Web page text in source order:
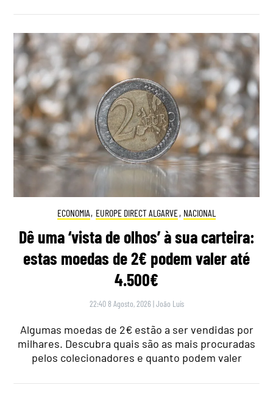
ECONOMIA, EUROPE DIRECT ALGARVE, NACIONAL
Dê uma ‘vista de olhos’ à sua carteira:
estas moedas de 2€ podem valer até
4.500€
22:40 8 Agosto, 2026 |João Luís
Algumas moedas de 2€ estão a ser vendidas por
milhares. Descubra quais são as mais procuradas
pelos colecionadores e quanto podem valer